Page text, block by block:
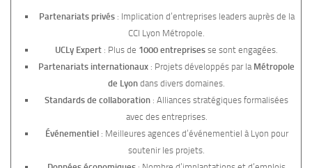
Partenariats privés: Implication d’entreprises leaders auprès de la
CCI Lyon Métropole.
UCLy Expert : Plus de 1000 entreprises se sont engagées.
Partenariats internationaux : Projets développés par la Métropole
de Lyon dans divers domaines.
Standards de collaboration : Alliances stratégiques formalisées
avec des entreprises.
Événementiel: Meilleures agences d’événementiel à Lyon pour
soutenir les projets.